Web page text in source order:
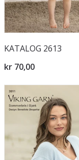
KATALOG 2613
kr 70,00